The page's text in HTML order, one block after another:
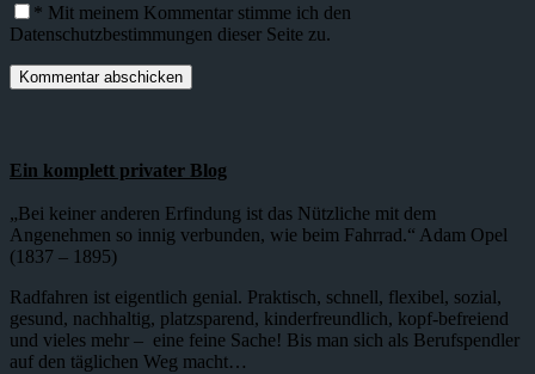
* Mit meinem Kommentar stimme ich den
Datenschutzbestimmungen dieser Seite zu.
Ein komplett privater Blog
„Bei keiner anderen Erfindung ist das Nützliche mit dem
Angenehmen so innig verbunden, wie beim Fahrrad.“ Adam Opel
(1837 – 1895)
Radfahren ist eigentlich genial. Praktisch, schnell, flexibel, sozial,
gesund, nachhaltig, platzsparend, kinderfreundlich, kopf-befreiend
und vieles mehr – eine feine Sache! Bis man sich als Berufspendler
auf den täglichen Weg macht…